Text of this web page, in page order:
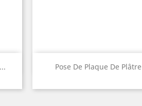
Pose De Plaque De Plâtre
 Quick view